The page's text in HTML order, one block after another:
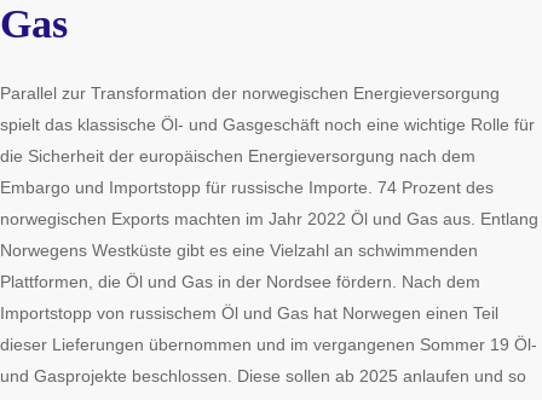
Gas
Parallel zur Transformation der norwegischen Energieversorgung
spielt das klassische Öl- und Gasgeschäft noch eine wichtige Rolle für
die Sicherheit der europäischen Energieversorgung nach dem
Embargo und Importstopp für russische Importe. 74 Prozent des
norwegischen Exports machten im Jahr 2022 Öl und Gas aus. Entlang
Norwegens Westküste gibt es eine Vielzahl an schwimmenden
Plattformen, die Öl und Gas in der Nordsee fördern. Nach dem
Importstopp von russischem Öl und Gas hat Norwegen einen Teil
dieser Lieferungen übernommen und im vergangenen Sommer 19 Öl-
und Gasprojekte beschlossen. Diese sollen ab 2025 anlaufen und so